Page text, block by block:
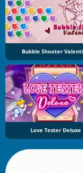
Bubble Shooter
Love Tester Deluxe